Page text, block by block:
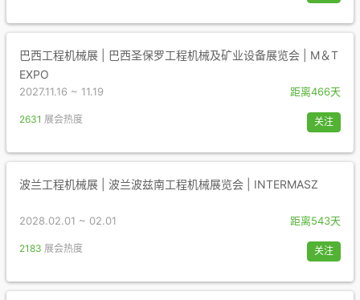
巴西工程机械展 | 巴西圣保罗工程机械及矿业设备展览会 | M＆T
EXPO
2027.11.16 ~ 11.19 距离466天
2631 展会热度 关注
波兰工程机械展 | 波兰波兹南工程机械展览会 | INTERMASZ
2028.02.01 ~ 02.01 距离543天
2183 展会热度 关注